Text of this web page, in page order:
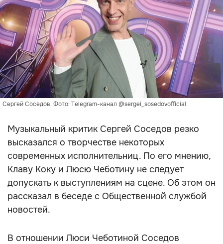
Сергей Соседов. Фото: Telegram-канал @sergei_sosedovofficial
Музыкальный критик Сергей Соседов резко
высказался о творчестве некоторых
современных исполнительниц. По его мнению,
Клаву Коку и Люсю Чеботину не следует
допускать к выступлениям на сцене. Об этом он
рассказал в беседе с Общественной службой
новостей.
В отношении Люси Чеботиной Соседов